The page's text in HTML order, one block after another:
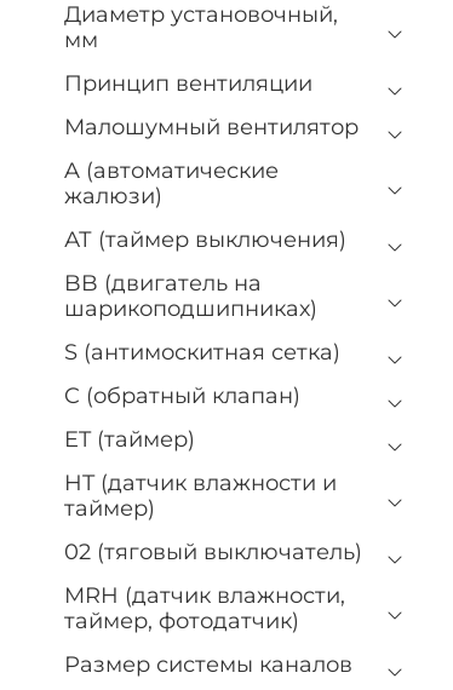
Диаметр установочный,
мм
Принцип вентиляции
Малошумный вентилятор
A (автоматические
жалюзи)
АТ (таймер выключения)
BB (двигатель на
шарикоподшипниках)
S (антимоскитная сетка)
C (обратный клапан)
ET (таймер)
HT (датчик влажности и
таймер)
02 (тяговый выключатель)
MRH (датчик влажности,
таймер, фотодатчик)
Размер системы каналов